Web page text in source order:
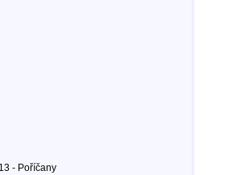
- Poříčany